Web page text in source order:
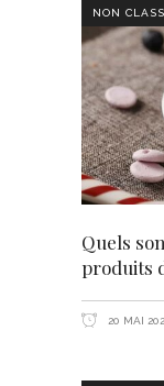
NON
Quels
produits
20 MAI